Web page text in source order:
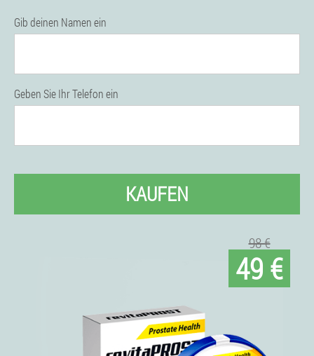
Gib deinen Namen ein
Geben Sie Ihr Telefon ein
KAUFEN
98 €
49 €